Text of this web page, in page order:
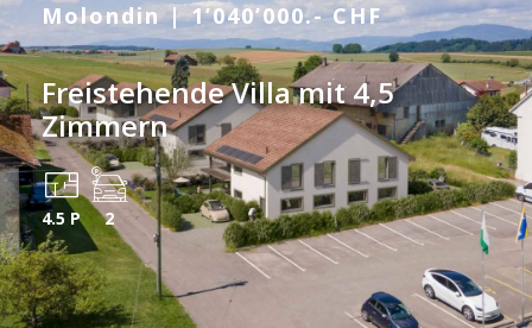
Molondin | 1’040’000.- CHF
Freistehende Villa mit 4,5
Zimmern
4.5 P 2